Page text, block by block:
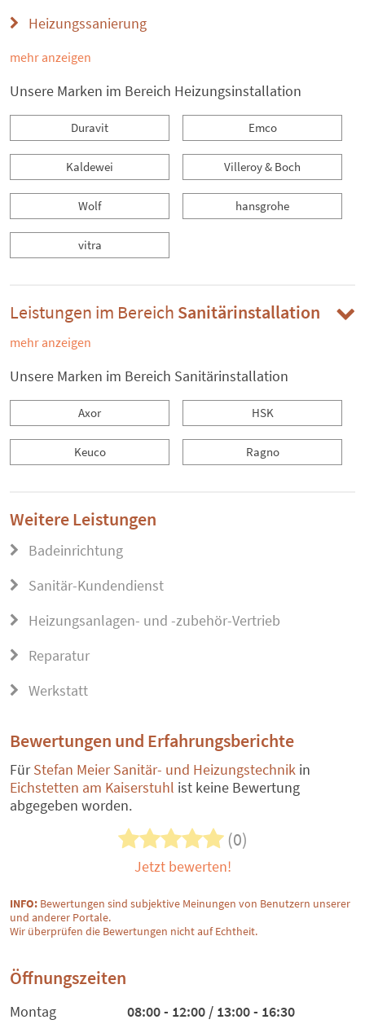
Heizungssanierung
mehr anzeigen
Unsere Marken im Bereich Heizungsinstallation
Duravit Emco
Kaldewei Villeroy & Boch
Wolf hansgrohe
vitra
Leistungen im Bereich Sanitärinstallation
mehr anzeigen
Unsere Marken im Bereich Sanitärinstallation
Axor HSK
Keuco Ragno
Weitere Leistungen
Badeinrichtung
Sanitär-Kundendienst
Heizungsanlagen- und -zubehör-Vertrieb
Reparatur
Werkstatt
Bewertungen und Erfahrungsberichte
FürStefan Meier Sanitär- und Heizungstechnik in
Eichstetten am Kaiserstuhl ist keine Bewertung
abgegeben worden.
(0)
Jetzt bewerten!
INFO: Bewertungen sind subjektive Meinungen von Benutzern unserer
und anderer Portale.
Wir überprüfen die Bewertungen nicht auf Echtheit.
Öffnungszeiten
Montag 08:00 - 12:00 / 13:00 - 16:30